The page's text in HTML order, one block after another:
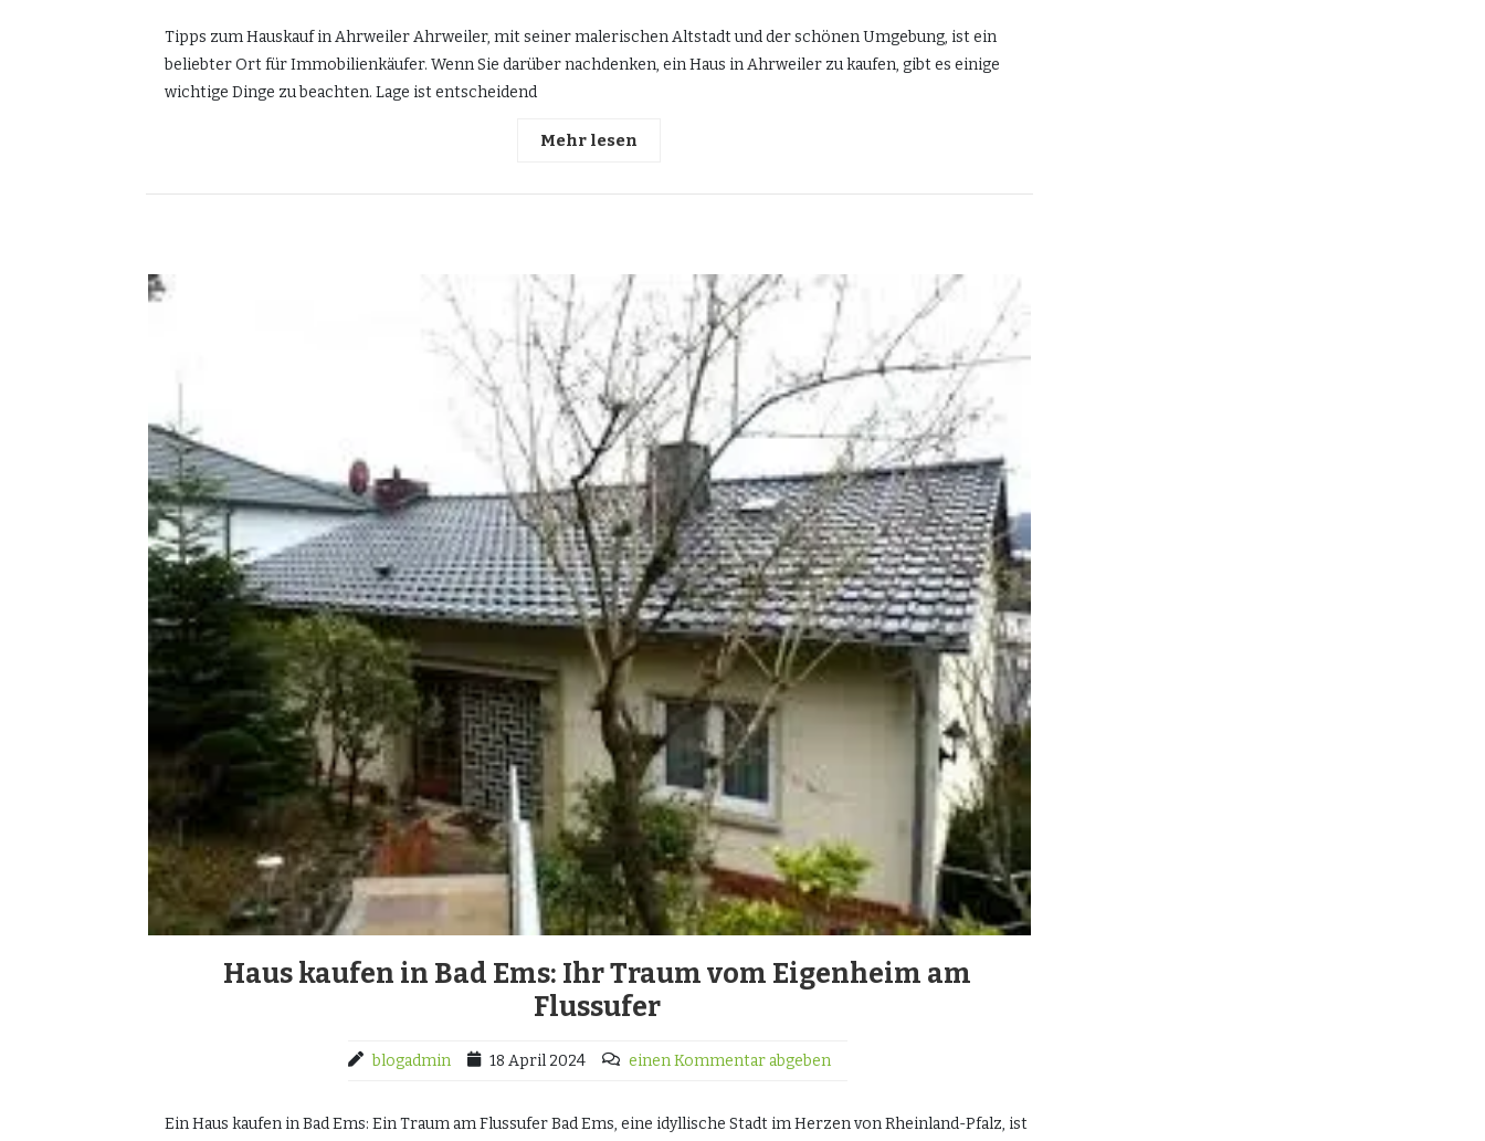
Tipps zum Hauskauf in Ahrweiler Ahrweiler, mit seiner malerischen Altstadt und der schönen Umgebung, ist ein
beliebter Ort für Immobilienkäufer. Wenn Sie darüber nachdenken, ein Haus in Ahrweiler zu kaufen, gibt es einige
wichtige Dinge zu beachten. Lage ist entscheidend
Mehr lesen
Haus kaufen in Bad Ems: Ihr Traum vom Eigenheim am
Flussufer
blogadmin 18 April 2024 einen Kommentar abgeben
Ein Haus kaufen in Bad Ems: Ein Traum am Flussufer Bad Ems, eine idyllische Stadt im Herzen von Rheinland-Pfalz, ist